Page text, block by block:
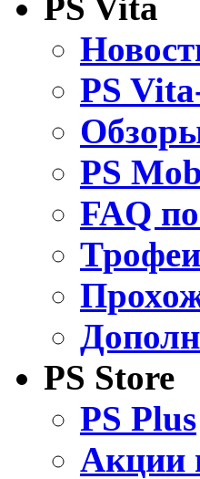
PS Vita
PS
PS
FAQ
Трофеи
PS Store
PS Plus
Акции